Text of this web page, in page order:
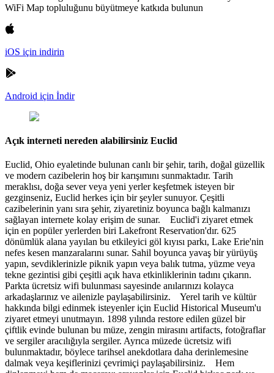
WiFi Map topluluğunu büyütmeye katkıda bulunun
iOS için indirin
Android için İndir
Açık interneti nereden alabilirsiniz Euclid
Euclid, Ohio eyaletinde bulunan canlı bir şehir, tarih, doğal güzellik
ve modern cazibelerin hoş bir karışımını sunmaktadır. Tarih
meraklısı, doğa sever veya yeni yerler keşfetmek isteyen bir
gezginseniz, Euclid herkes için bir şeyler sunuyor. Çeşitli
cazibelerinin yanı sıra şehir, ziyaretiniz boyunca bağlı kalmanızı
sağlayan internete kolay erişim de sunar. Euclid'i ziyaret etmek
için en popüler yerlerden biri Lakefront Reservation'dır. 625
dönümlük alana yayılan bu etkileyici göl kıyısı parkı, Lake Erie'nin
nefes kesen manzaralarını sunar. Sahil boyunca yavaş bir yürüyüş
yapın, sevdiklerinizle piknik yapın veya balık tutma, yüzme veya
tekne gezintisi gibi çeşitli açık hava etkinliklerinin tadını çıkarın.
Parkta ücretsiz wifi bulunması sayesinde anılarınızı kolayca
arkadaşlarınız ve ailenizle paylaşabilirsiniz. Yerel tarih ve kültür
hakkında bilgi edinmek isteyenler için Euclid Historical Museum'u
ziyaret etmeyi unutmayın. 1898 yılında restore edilen güzel bir
çiftlik evinde bulunan bu müze, zengin mirasını artifacts, fotoğraflar
ve sergiler aracılığıyla sergiler. Ayrıca müzede ücretsiz wifi
bulunmaktadır, böylece tarihsel anekdotlara daha derinlemesine
dalmak veya keşiflerinizi çevrimiçi paylaşabilirsiniz. Hem